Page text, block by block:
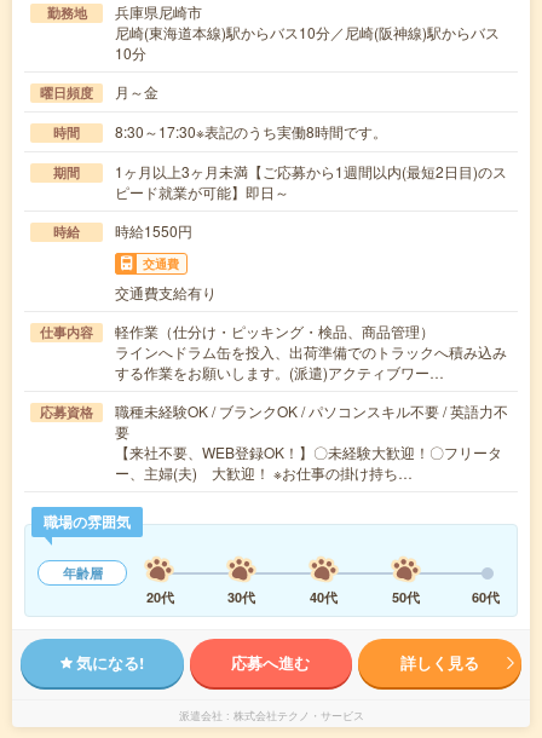
勤務地
兵庫県尼崎市
尼崎(東海道本線)駅からバス10分／尼崎(阪神線)駅からバス
10分
曜日頻度 月～金
時間 8:30～17:30※表記のうち実働8時間です。
期間
1ヶ月以上3ヶ月未満【ご応募から1週間以内(最短2日目)のス
ピード就業が可能】即日～
時給 時給1550円
交通費
交通費支給有り
仕事内容
軽作業（仕分け・ピッキング・検品、商品管理）
ラインへドラム缶を投入、出荷準備でのトラックへ積み込み
する作業をお願いします。(派遣)アクティブワー…
応募資格
職種未経験OK / ブランクOK / パソコンスキル不要 / 英語力不
要
【来社不要、WEB登録OK！】〇未経験大歓迎！〇フリータ
ー、主婦(夫) 大歓迎！ ※お仕事の掛け持ち…
職場の雰囲気
年齢層
20代
30代 40代 50代 60代
気になる! 応募へ進む 詳しく見る
派遣会社 株式会社テクノ・サービス